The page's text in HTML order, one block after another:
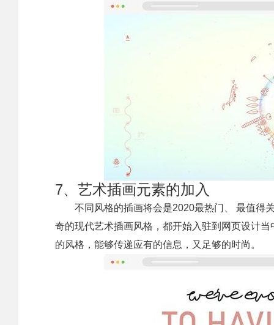
7、艺术插画元素的加入
不同风格的插画将会是2020最热门、 最值得
奇的现代艺术插画风格，都开始入驻到网页设计
的风格，能够传递应有的信息，又足够的时尚。